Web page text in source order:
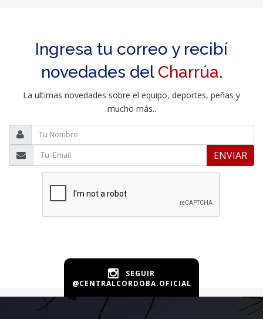
Ingresa tu correo y recibí
novedades del Charrúa.
La ultimas novedades sobre el equipo, deportes, peñas y
mucho más..
ENVIAR
SEGUIR
@CENTRALCORDOBA.OFICIAL